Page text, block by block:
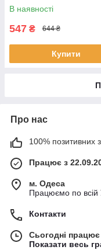
В наявності
547 ₴ 644 ₴
Купити
Про нас
100% позитивних з
Працює з
м. Одеса
Працюємо по всій
Контакти
Сьогодні
Показати весь